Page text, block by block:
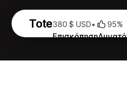
Tote
Επισκόπηση
380 $ USD• 95%